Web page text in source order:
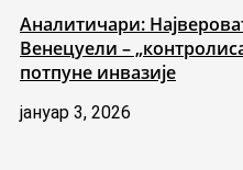
Аналитичари:
Венецуели –
потпуне инвазије
јануар 3, 2026